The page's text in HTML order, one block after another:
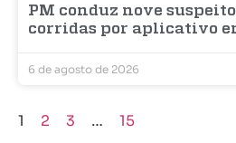
PM conduz nove
corridas por aplicativo
6 de agosto de 2026
1 2 3 … 15